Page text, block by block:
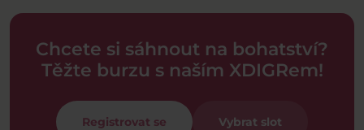
Chcete si sáhnout na bohatství?
Těžte burzu s naším XDIGRem!
Registrovat se Vybrat slot